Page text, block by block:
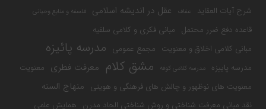
شرح آیات العقاید عفاف عقل در اندیشه اسلامی فلسفه و منابع وحیانی
قاعده دفع ضرر محتمل مبانی فکری و کلامی سلفیه
مبانی کلامی اخلاق و معنویت مجمع عمومی مدرسه پائیزه
مدرسه پاییزه مدرسه کلامی کوفه مشق کلام معرفت فطری معنویت
معنویت های نوظهور و چالش های فرهنگی و هویتی منهاج السنه
نقد مبانی معرفت شناختی و روش شناختی الحاد مدرن همایش علمی